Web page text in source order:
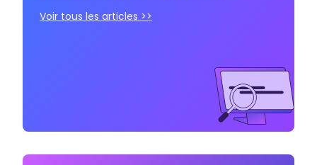
Voir tous les articles >>